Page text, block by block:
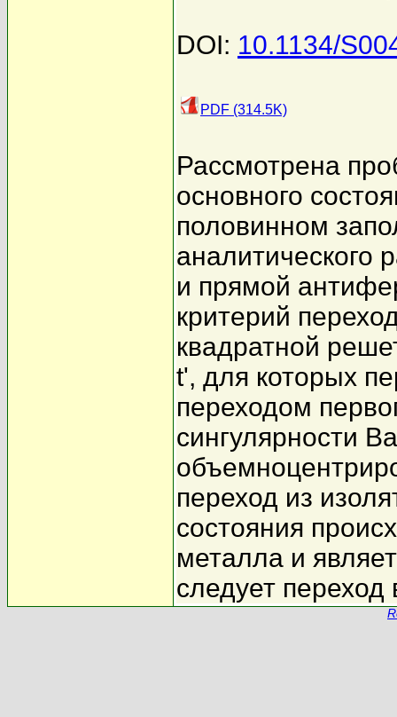
DOI: 10.1134/
PDF (314.5K)
Рассмотрена
основного
половинном
аналитического
и прямой
критерий
квадратной
t', для которых
переходом
сингулярности
переход из
состояния
металла и
следует